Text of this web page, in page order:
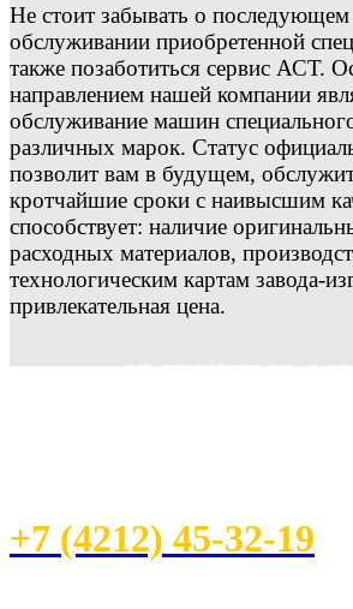
Не стоит забывать о
обслуживании приобретенной
также позаботиться сервис АСТ.
направлением нашей компании
обслуживание машин
различных марок. Статус
позволит вам в будущем,
кротчайшие сроки с наивысшим
способствует: наличие
расходных материалов,
технологическим картам завода-
привлекательная цена.
+7 (4212) 45-32-19